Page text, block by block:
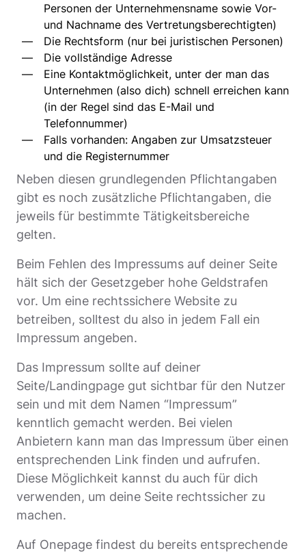
Personen der Unternehmensname sowie Vor-
und Nachname des Vertretungsberechtigten)
Die Rechtsform (nur bei juristischen Personen)
Die vollständige Adresse
Eine Kontaktmöglichkeit, unter der man das
Unternehmen (also dich) schnell erreichen kann
(in der Regel sind das E-Mail und
Telefonnummer)
Falls vorhanden: Angaben zur Umsatzsteuer
und die Registernummer
Neben diesen grundlegenden Pflichtangaben
gibt es noch zusätzliche Pflichtangaben, die
jeweils für bestimmte Tätigkeitsbereiche
gelten.
Beim Fehlen des Impressums auf deiner Seite
hält sich der Gesetzgeber hohe Geldstrafen
vor. Um eine rechtssichere Website zu
betreiben, solltest du also in jedem Fall ein
Impressum angeben.
Das Impressum sollte auf deiner
Seite/Landingpage gut sichtbar für den Nutzer
sein und mit dem Namen “Impressum”
kenntlich gemacht werden. Bei vielen
Anbietern kann man das Impressum über einen
entsprechenden Link finden und aufrufen.
Diese Möglichkeit kannst du auch für dich
verwenden, um deine Seite rechtssicher zu
machen.
Auf Onepage findest du bereits entsprechende